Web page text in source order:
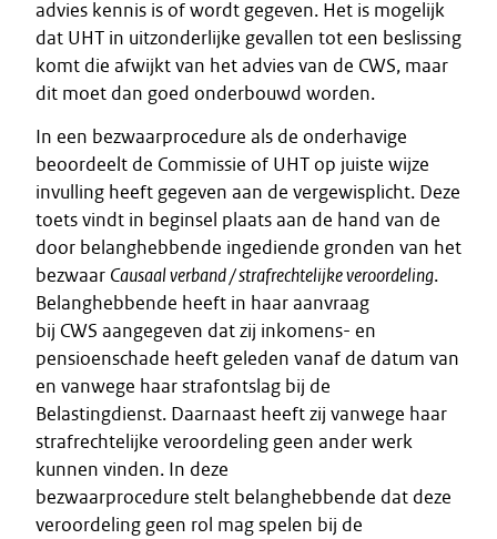
advies kennis is of wordt gegeven. Het is mogelijk
dat UHT in uitzonderlijke gevallen tot een beslissing
komt die afwijkt van het advies van de CWS, maar
dit moet dan goed onderbouwd worden.
In een bezwaarprocedure als de onderhavige
beoordeelt de Commissie of UHT op juiste wijze
invulling heeft gegeven aan de vergewisplicht. Deze
toets vindt in beginsel plaats aan de hand van de
door belanghebbende ingediende gronden van het
bezwaar Causaal verband / strafrechtelijke veroordeling.
Belanghebbende heeft in haar aanvraag
bij CWS aangegeven dat zij inkomens- en
pensioenschade heeft geleden vanaf de datum van
en vanwege haar strafontslag bij de
Belastingdienst. Daarnaast heeft zij vanwege haar
strafrechtelijke veroordeling geen ander werk
kunnen vinden. In deze
bezwaarprocedure stelt belanghebbende dat deze
veroordeling geen rol mag spelen bij de